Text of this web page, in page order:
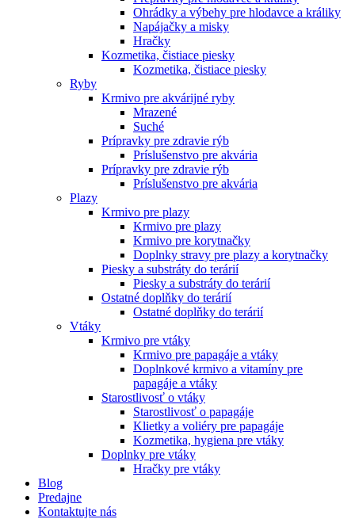
Ohrádky a výbehy pre hlodavce a králiky
Napájačky a misky
Hračky
Kozmetika, čistiace piesky
Kozmetika, čistiace piesky
Ryby
Krmivo pre akvárijné ryby
Mrazené
Suché
Prípravky pre zdravie rýb
Príslušenstvo pre akvária
Prípravky pre zdravie rýb
Príslušenstvo pre akvária
Plazy
Krmivo pre plazy
Krmivo pre plazy
Krmivo pre korytnačky
Doplnky stravy pre plazy a korytnačky
Piesky a substráty do terárií
Piesky a substráty do terárií
Ostatné doplňky do terárií
Ostatné doplňky do terárií
Vtáky
Krmivo pre vtáky
Krmivo pre papagáje a vtáky
Doplnkové krmivo a vitamíny pre
papagáje a vtáky
Starostlivosť o vtáky
Starostlivosť o papagáje
Klietky a voliéry pre papagáje
Kozmetika, hygiena pre vtáky
Doplnky pre vtáky
Hračky pre vtáky
Blog
Predajne
Kontaktujte nás